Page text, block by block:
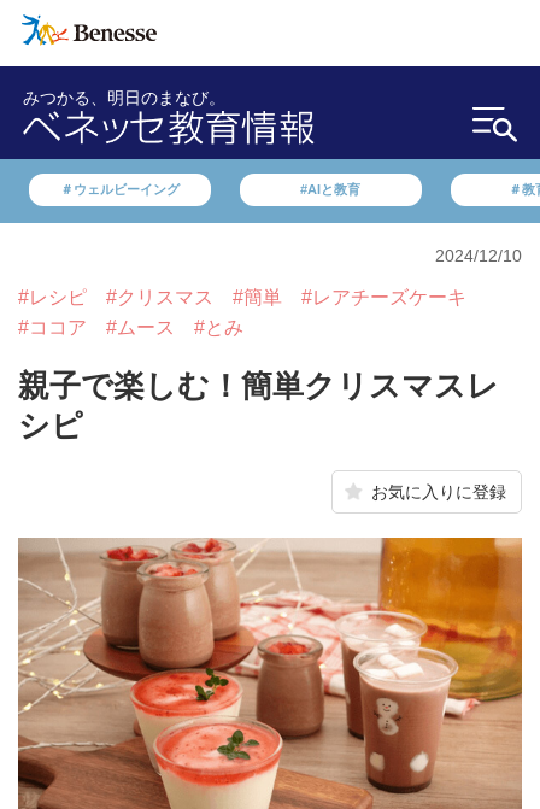
みつかる、明日のまなび。
＃ウェルビーイング #AIと教育 ＃教
2024/12/10
#レシピ #クリスマス #簡単
#レアチーズケーキ
#ココア
#ムース #とみ
親子で楽しむ！簡単クリスマスレ
シピ
お気に入りに登録